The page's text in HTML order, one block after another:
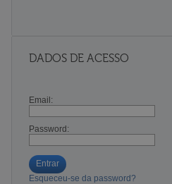
DADOS DE ACESSO
Email:
Password:
Entrar
Esqueceu-se da password?